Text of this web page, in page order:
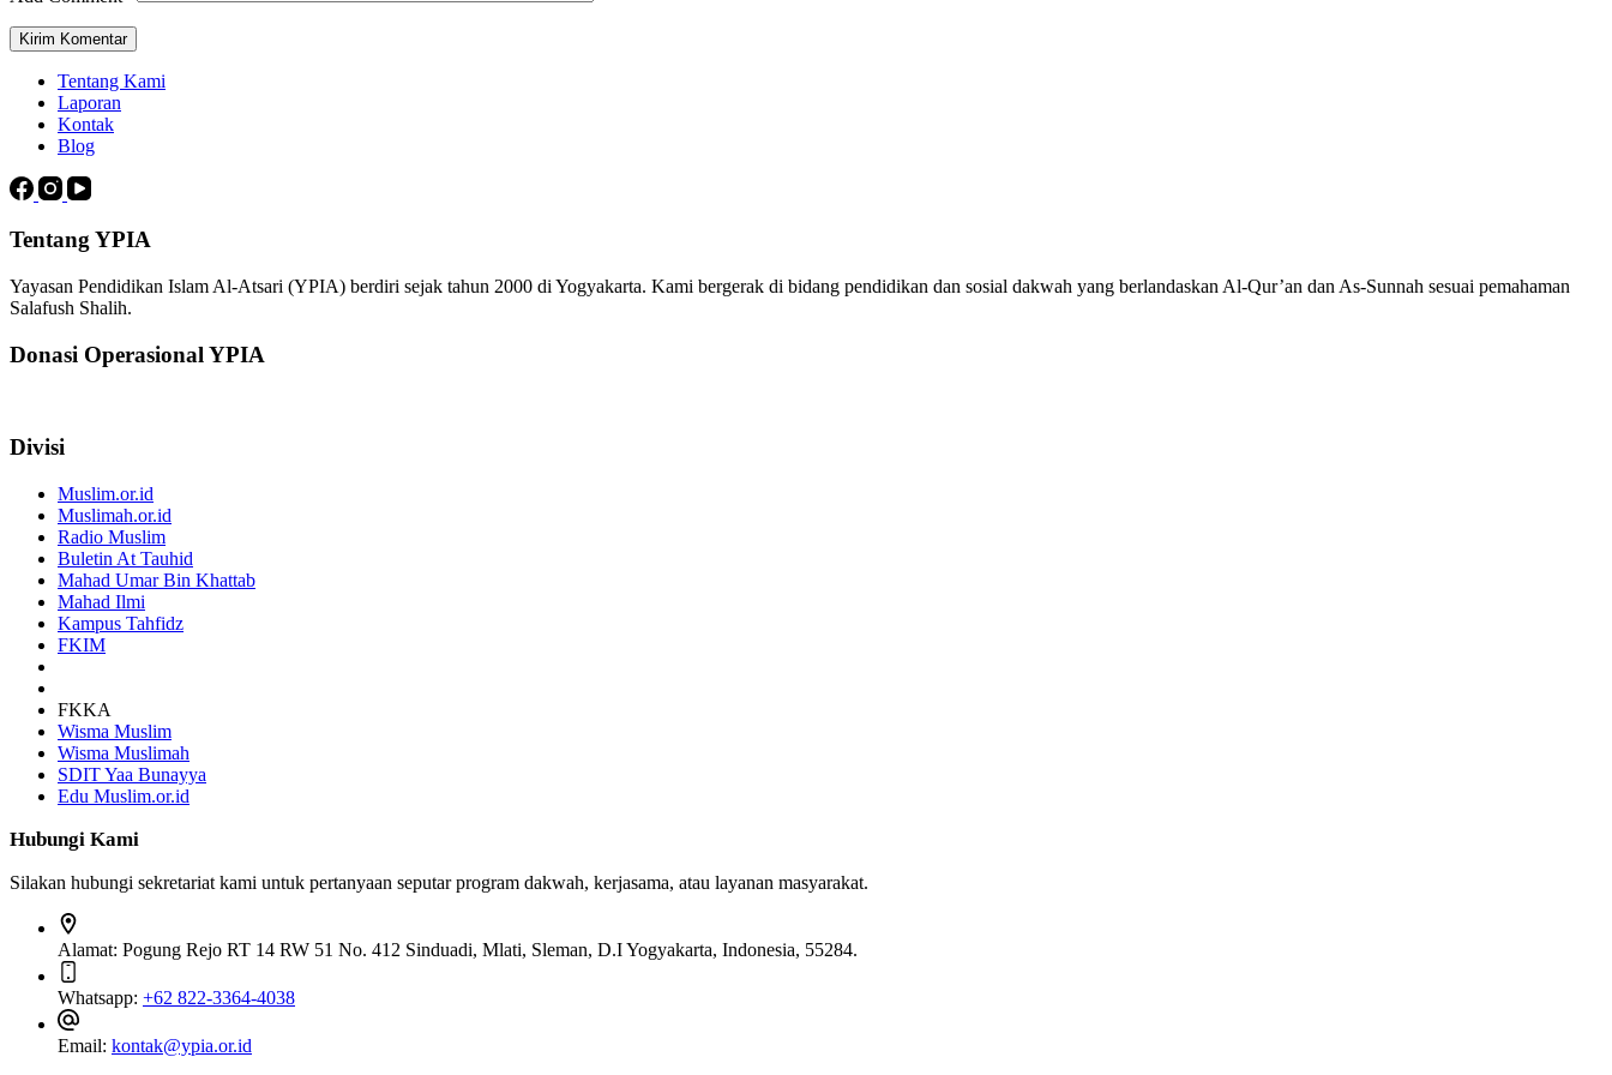
Kirim Komentar
Tentang Kami
Laporan
Kontak
Blog
Tentang YPIA
Yayasan Pendidikan Islam Al-Atsari (YPIA) berdiri sejak tahun 2000 di Yogyakarta. Kami bergerak di bidang pendidikan dan sosial dakwah yang berlandaskan Al-Qur’an dan As-Sunnah sesuai pemahaman
Salafush Shalih.
Donasi Operasional YPIA
Divisi
Muslim.or.id
Muslimah.or.id
Radio Muslim
Buletin At Tauhid
Mahad Umar Bin Khattab
Mahad Ilmi
Kampus Tahfidz
FKIM
FKKA
Wisma Muslim
Wisma Muslimah
SDIT Yaa Bunayya
Edu Muslim.or.id
Hubungi Kami
Silakan hubungi sekretariat kami untuk pertanyaan seputar program dakwah, kerjasama, atau layanan masyarakat.
Alamat: Pogung Rejo RT 14 RW 51 No. 412 Sinduadi, Mlati, Sleman, D.I Yogyakarta, Indonesia, 55284.
Whatsapp: +62 822-3364-4038
Email: kontak@ypia.or.id